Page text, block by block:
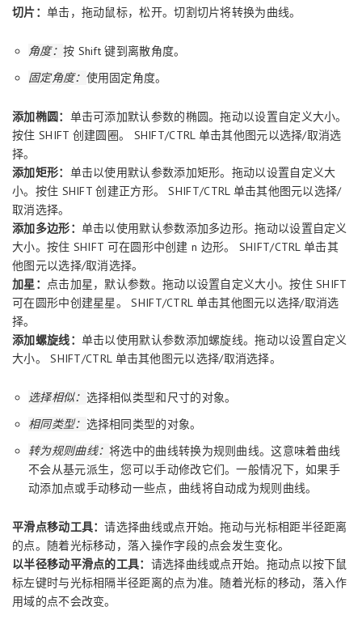
切片： 单击，拖动鼠标，松开。切割切片将转换为曲线。
角度： 按 Shift 键到离散角度。
固定角度： 使用固定角度。
添加椭圆： 单击可添加默认参数的椭圆。拖动以设置自定义大小。
按住 SHIFT 创建圆圈。 SHIFT/CTRL 单击其他图元以选择/取消选
择。
添加矩形： 单击以使用默认参数添加矩形。拖动以设置自定义大
小。按住 SHIFT 创建正方形。 SHIFT/CTRL 单击其他图元以选择/
取消选择。
添加多边形： 单击以使用默认参数添加多边形。拖动以设置自定义
大小。按住 SHIFT 可在圆形中创建 n 边形。 SHIFT/CTRL 单击其
他图元以选择/取消选择。
加星： 点击加星，默认参数。拖动以设置自定义大小。按住 SHIFT
可在圆形中创建星星。 SHIFT/CTRL 单击其他图元以选择/取消选
择。
添加螺旋线： 单击以使用默认参数添加螺旋线。拖动以设置自定义
大小。 SHIFT/CTRL 单击其他图元以选择/取消选择。
选择相似： 选择相似类型和尺寸的对象。
相同类型： 选择相同类型的对象。
转为规则曲线：将选中的曲线转换为规则曲线。这意味着曲线
不会从基元派生，您可以手动修改它们。一般情况下，如果手
动添加点或手动移动一些点，曲线将自动成为规则曲线。
平滑点移动工具：请选择曲线或点开始。拖动与光标相距半径距离
的点。随着光标移动，落入操作字段的点会发生变化。
以半径移动平滑点的工具： 请选择曲线或点开始。拖动点以按下鼠
标左键时与光标相隔半径距离的点为准。随着光标的移动，落入作
用域的点不会改变。